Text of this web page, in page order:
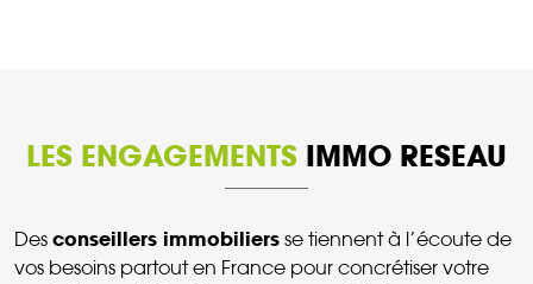
LES ENGAGEMENTS IMMO RESEAU
Des conseillers immobiliers se tiennent à l’écoute de
vos besoins partout en France pour concrétiser votre